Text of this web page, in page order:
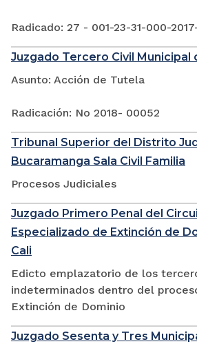
Radicado: 27 - 001-23-31-000-
Juzgado Tercero Civil Municipal
Asunto: Acción de Tutela
Radicación: No 2018- 00052
Tribunal Superior del Distrito
Bucaramanga Sala Civil Familia
Procesos Judiciales
Juzgado Primero Penal del
Especializado de Extinción de
Cali
Edicto emplazatorio de los
indeterminados dentro del
Extinción de Dominio
Juzgado Sesenta y Tres